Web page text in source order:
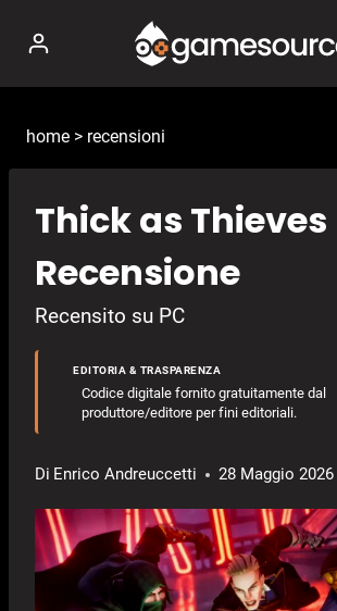
contenuto
home > recensioni
Thick as Thieves
Recensione
Recensito su PC
EDITORIA & TRASPARENZA
Codice digitale fornito gratuitamente dal
produttore/editore per fini editoriali.
Di Enrico Andreuccetti 28 Maggio 2026